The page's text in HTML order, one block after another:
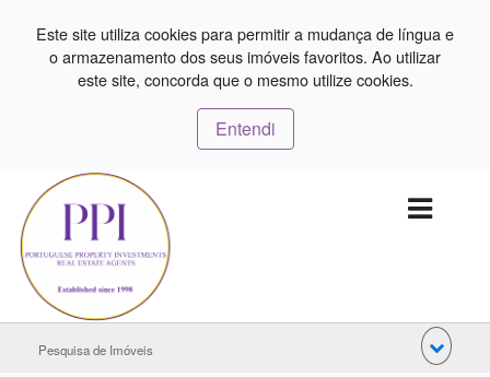
Este site utiliza cookies para permitir a mudança de língua e
o armazenamento dos seus imóveis favoritos. Ao utilizar
este site, concorda que o mesmo utilize cookies.
Entendi
Pesquisa de Imóveis